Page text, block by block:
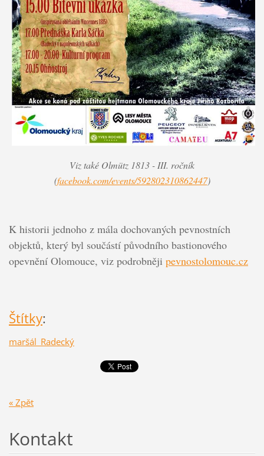
Viz také Olmütz 1813 - III. ročník
(facebook.com/events/592802310862447)
K historii jednoho z mála dochovaných pevnostních
objektů, který byl součástí původního bastionového
opevnění Olomouce, viz podrobněji pevnostolomouc.cz
Štítky:
maršál_Radecký
« Zpět
Kontakt